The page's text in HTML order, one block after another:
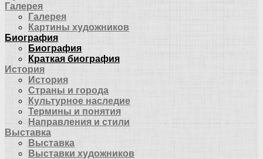
Галерея
Галерея
Картины художников
Биография
Биография
Краткая биография
История
История
Страны и города
Культурное наследие
Термины и понятия
Направления и стили
Выставка
Выставка
Выставки художников